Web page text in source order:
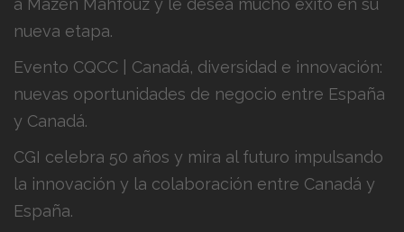
a Mazen Mahfouz y le desea mucho éxito en su
nueva etapa.
Evento CQCC | Canadá, diversidad e innovación:
nuevas oportunidades de negocio entre España
y Canadá.
CGI celebra 50 años y mira al futuro impulsando
la innovación y la colaboración entre Canadá y
España.